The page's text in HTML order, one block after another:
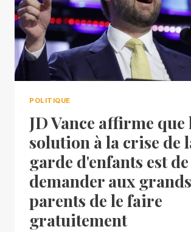
POLITIQUE
JD Vance affirme que
solution à la crise de
garde d'enfants est de
demander aux
parents de le faire
gratuitement